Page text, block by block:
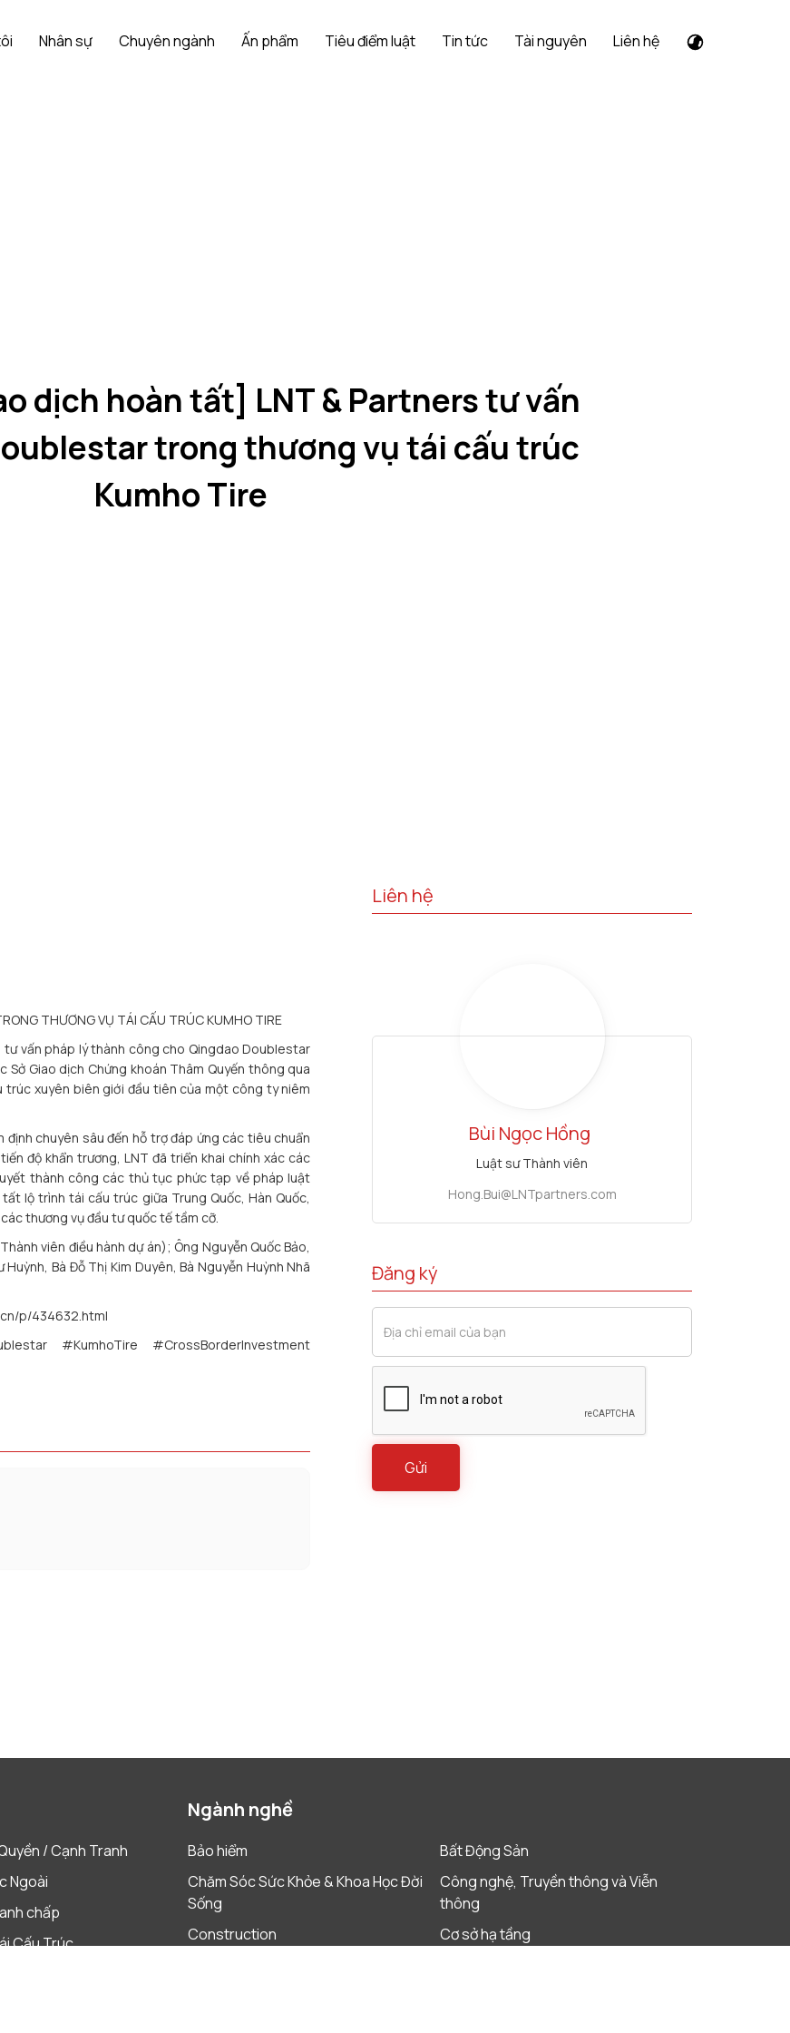
Nhân sự Chuyên ngành Ấn phẩm Tiêu điểm luật Tin tức Tài nguyên Liên hệ
dịch hoàn tất] LNT & Partners tư vấn
trong thương vụ tái cấu trúc
Kumho Tire
THƯƠNG VỤ TÁI CẤU TRÚC KUMHO TIRE
vấn pháp lý thành công cho Qingdao Doublestar
Giao dịch Chứng khoán Thâm Quyến thông qua
xuyên biên giới đầu tiên của một công ty niêm
chuyên sâu đến hỗ trợ đáp ứng các tiêu chuẩn
độ khẩn trương, LNT đã triển khai chính xác các
thành công các thủ tục phức tạp về pháp luật
lộ trình tái cấu trúc giữa Trung Quốc, Hàn Quốc,
thương vụ đầu tư quốc tế tầm cỡ.
viên điều hành dự án); Ông Nguyễn Quốc Bảo,
Bà Đỗ Thị Kim Duyên, Bà Nguyễn Huỳnh Nhã
p/434632.html
#KumhoTire #CrossBorderInvestment
Liên hệ
Bùi Ngọc Hồng
Luật sư Thành viên
Hong.Bui@LNTpartners.com
Đăng ký
/ Cạnh Tranh
Ngoài
chấp
Cấu Trúc
Ngành nghề
Bảo hiểm
Bất Động Sản
Chăm Sóc Sức Khỏe & Khoa Học Đời
Sống
Công nghệ, Truyền thông và Viễn
thông
Construction
Cơ sở hạ tầng